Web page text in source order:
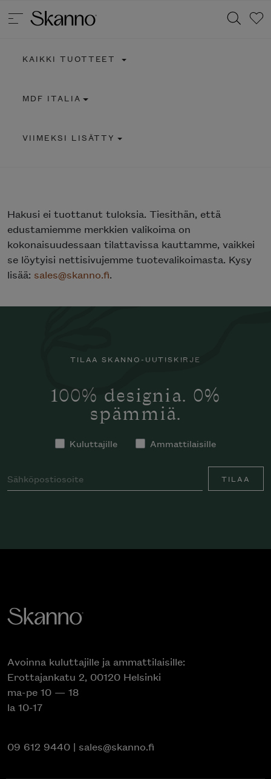
KAIKKI TUOTTEET
MDF ITALIA
VIIMEKSI LISÄTTY
Hakusi ei tuottanut tuloksia. Tiesithän, että
edustamiemme merkkien valikoima on
kokonaisuudessaan tilattavissa kauttamme, vaikkei
se löytyisi nettisivujemme tuotevalikoimasta. Kysy
lisää: sales@skanno.fi.
TILAA SKANNO-UUTISKIRJE
100% designia. 0%
spämmiä.
Kuluttajille Ammattilaisille
TILAA
Avoinna kuluttajille ja ammattilaisille:
Erottajankatu 2, 00120 Helsinki
ma-pe 10 — 18
la 10-17
09 612 9440 | sales@skanno.fi